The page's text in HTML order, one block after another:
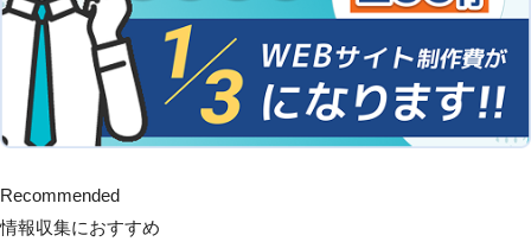
Recommended
情報収集におすすめ